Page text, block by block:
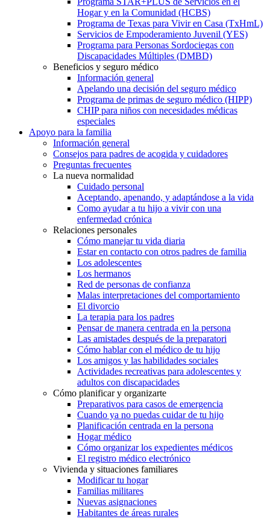
Hogar y en la Comunidad (HCBS)
Programa de Texas para Vivir en Casa (TxHmL)
Servicios de Empoderamiento Juvenil (YES)
Programa para Personas Sordociegas con
Discapacidades Múltiples (DMBD)
Beneficios y seguro médico
Información general
Apelando una decisión del seguro médico
Programa de primas de seguro médico (HIPP)
CHIP para niños con necesidades médicas
especiales
Apoyo para la familia
Información general
Consejos para padres de acogida y cuidadores
Preguntas frecuentes
La nueva normalidad
Cuidado personal
Aceptando, apenando, y adaptándose a la vida
Como ayudar a tu hijo a vivir con una
enfermedad crónica
Relaciones personales
Cómo manejar tu vida diaria
Estar en contacto con otros padres de familia
Los adolescentes
Los hermanos
Red de personas de confianza
Malas interpretaciones del comportamiento
El divorcio
La terapia para los padres
Pensar de manera centrada en la persona
Las amistades después de la preparatori
Cómo hablar con el médico de tu hijo
Los amigos y las habilidades sociales
Actividades recreativas para adolescentes y
adultos con discapacidades
Cómo planificar y organizarte
Preparativos para casos de emergencia
Cuando ya no puedas cuidar de tu hijo
Planificación centrada en la persona
Hogar médico
Cómo organizar los expedientes médicos
El registro médico electrónico
Vivienda y situaciones familiares
Modificar tu hogar
Familias militares
Nuevas asignaciones
Habitantes de áreas rurales